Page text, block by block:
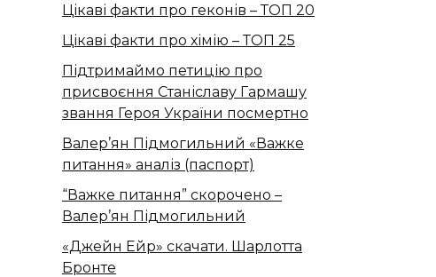
Цікаві факти про геконів – ТОП 20
Цікаві факти про хімію – ТОП 25
Підтримаймо петицію про
присвоєння Станіславу Гармашу
звання Героя України посмертно
Валер’ян Підмогильний «Важке
питання» аналіз (паспорт)
“Важке питання” скорочено –
Валер’ян Підмогильний
«Джейн Ейр» скачати. Шарлотта
Бронте